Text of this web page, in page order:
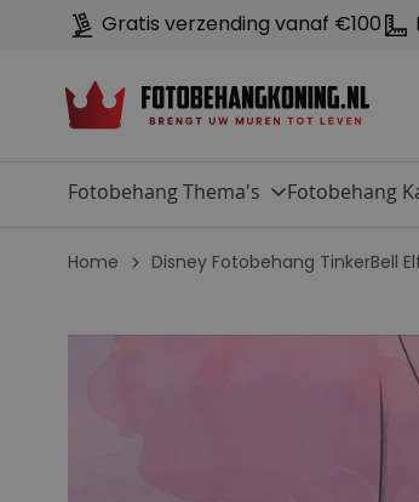
Gratis verzending vanaf €100
Fotobehang Thema's Fotobehang
Home Disney Fotobehang TinkerBell